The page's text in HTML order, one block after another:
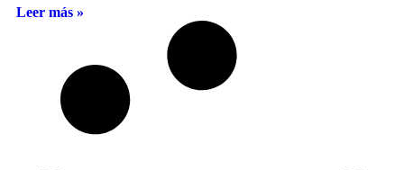
Leer más »